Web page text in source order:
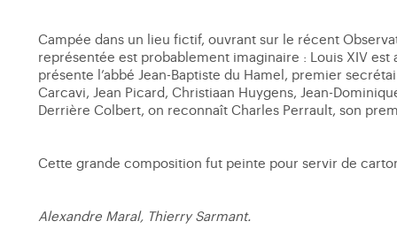
Campée dans un lieu fictif, ouvrant sur le récent
représentée est probablement imaginaire : Louis XIV
présente l’abbé Jean-Baptiste du Hamel, premier
Carcavi, Jean Picard, Christiaan Huygens, Jean-
Derrière Colbert, on reconnaît Charles Perrault, son
Cette grande composition fut peinte pour servir de
Alexandre Maral, Thierry Sarmant.